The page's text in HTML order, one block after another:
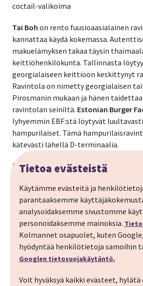
coctail-valikoima
Tai Boh on rento fuusioaasialainen
kannattaa käydä kokemassa.
makuelämyksen takaa täysin
keittiöhenkilökunta. Tallinnasta
georgialaiseen keittiöön keskittynyt
Ravintola on nimetty georgialaisen
Pirosmanin mukaan ja hänen
ravintolan seiniltä. Estonian Burger
lyhyemmin EBF:stä löytyvät
hampurilaiset. Tämä
kätevästi lähellä D-terminaalia.
Keskustanmonipuoliset kahvilat
leivoskahveille kuin maukkaalle
Mielenkiintoisia museoita
Tietoa evästeistä
Käytämme evästeitä ja
parantaaksemme
analysoidaksemme sivustomme
personoidaksemme mainoksia.
Kolmannet osapuolet, kuten
hyödyntää henkilötietoja samoihin
Googlen tietosuojakäytäntö.
Voit hyväksyä kaikki evästeet, hylätä